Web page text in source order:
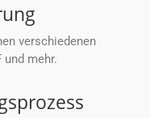
verschiedenen
und mehr.